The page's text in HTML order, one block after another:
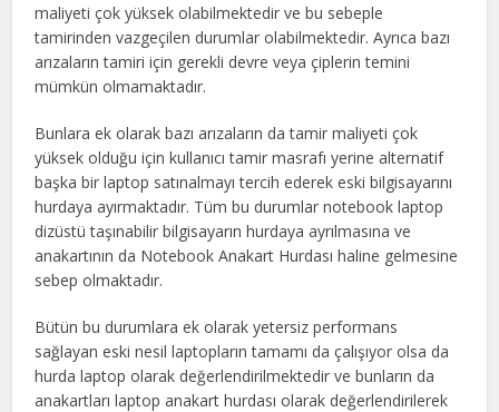
maliyeti çok yüksek olabilmektedir ve bu sebeple
tamirinden vazgeçilen durumlar olabilmektedir. Ayrıca bazı
arızaların tamiri için gerekli devre veya çiplerin temini
mümkün olmamaktadır.
Bunlara ek olarak bazı arızaların da tamir maliyeti çok
yüksek olduğu için kullanıcı tamir masrafı yerine alternatif
başka bir laptop satınalmayı tercih ederek eski bilgisayarını
hurdaya ayırmaktadır. Tüm bu durumlar notebook laptop
dizüstü taşınabilir bilgisayarın hurdaya ayrılmasına ve
anakartının da Notebook Anakart Hurdası haline gelmesine
sebep olmaktadır.
Bütün bu durumlara ek olarak yetersiz performans
sağlayan eski nesil laptopların tamamı da çalışıyor olsa da
hurda laptop olarak değerlendirilmektedir ve bunların da
anakartları laptop anakart hurdası olarak değerlendirilerek